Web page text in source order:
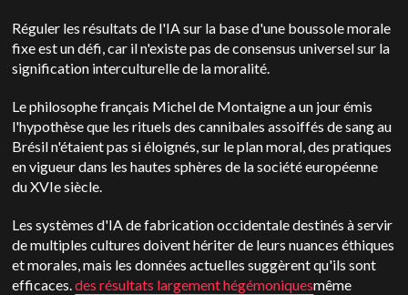
Réguler les résultats de l'IA sur la base d'une boussole morale
fixe est un défi, car il n'existe pas de consensus universel sur la
signification interculturelle de la moralité.
Le philosophe français Michel de Montaigne a un jour émis
l'hypothèse que les rituels des cannibales assoiffés de sang au
Brésil n'étaient pas si éloignés, sur le plan moral, des pratiques
en vigueur dans les hautes sphères de la société européenne
du XVIe siècle.
Les systèmes d'IA de fabrication occidentale destinés à servir
de multiples cultures doivent hériter de leurs nuances éthiques
et morales, mais les données actuelles suggèrent qu'ils sont
efficaces.des résultats largement hégémoniquesmême